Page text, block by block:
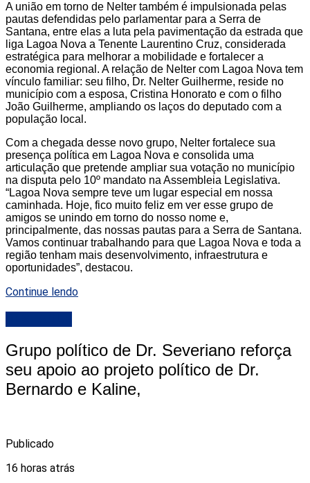
A união em torno de Nelter também é impulsionada pelas
pautas defendidas pelo parlamentar para a Serra de
Santana, entre elas a luta pela pavimentação da estrada que
liga Lagoa Nova a Tenente Laurentino Cruz, considerada
estratégica para melhorar a mobilidade e fortalecer a
economia regional. A relação de Nelter com Lagoa Nova tem
vínculo familiar: seu filho, Dr. Nelter Guilherme, reside no
município com a esposa, Cristina Honorato e com o filho
João Guilherme, ampliando os laços do deputado com a
população local.
Com a chegada desse novo grupo, Nelter fortalece sua
presença política em Lagoa Nova e consolida uma
articulação que pretende ampliar sua votação no município
na disputa pelo 10º mandato na Assembleia Legislativa.
“Lagoa Nova sempre teve um lugar especial em nossa
caminhada. Hoje, fico muito feliz em ver esse grupo de
amigos se unindo em torno do nosso nome e,
principalmente, das nossas pautas para a Serra de Santana.
Vamos continuar trabalhando para que Lagoa Nova e toda a
região tenham mais desenvolvimento, infraestrutura e
oportunidades”, destacou.
Continue lendo
Grupo político de Dr. Severiano reforça
seu apoio ao projeto político de Dr.
Bernardo e Kaline,
Publicado
16 horas atrás